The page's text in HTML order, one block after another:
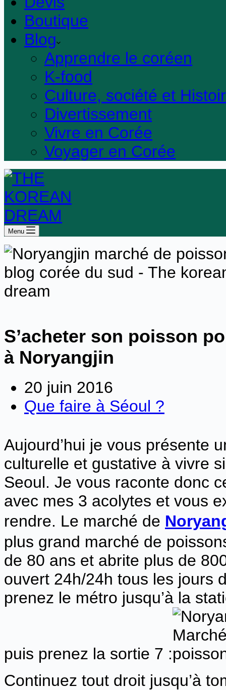
Boutique
Blog
Apprendre le coréen
K-food
Culture, société et
Divertissement
Vivre en Corée
Voyager en Corée
Menu
S’acheter son poisson
à Noryangjin
20 juin 2016
Que faire à Séoul ?
Aujourd’hui je vous présente
culturelle et gustative à vivre
Seoul. Je vous raconte donc
avec mes 3 acolytes et vous
rendre. Le marché de
plus grand marché de
de 80 ans et abrite plus de
ouvert 24h/24h tous les jours
prenez le métro jusqu’à la
puis prenez la sortie 7 :
Continuez tout droit jusqu’à